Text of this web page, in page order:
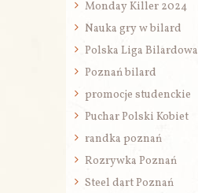
Monday Killer 2024
Nauka gry w bilard
Polska Liga Bilardowa
Poznań bilard
promocje studenckie
Puchar Polski Kobiet
randka poznań
Rozrywka Poznań
Steel dart Poznań